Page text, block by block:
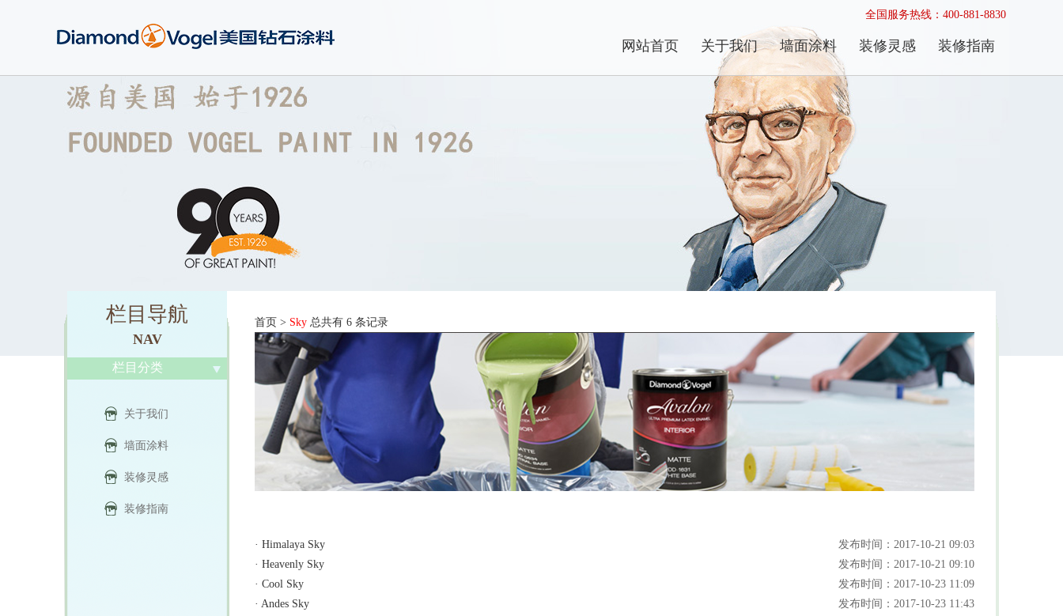
全国服务热线：400-881-8830
网站首页 关于我们 墙面涂料 装修灵感 装修指南
栏目导航
NAV
栏目分类
关于我们
墙面涂料
装修灵感
装修指南
首页 > Sky 总共有 6 条记录
· Himalaya Sky
发布时间：2017-10-21 09:03
· Heavenly Sky
发布时间：2017-10-21 09:10
· Cool Sky
发布时间：2017-10-23 11:09
· Andes Sky
发布时间：2017-10-23 11:43